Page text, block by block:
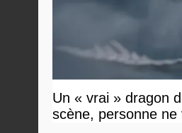
Un « vrai » dragon
scène, personne